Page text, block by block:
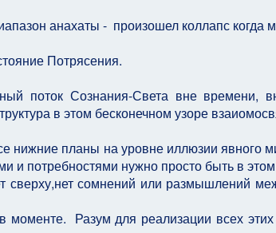
анахаты - произошел коллапс когда
Потрясения.
поток Сознания-Света вне времени,
в этом бесконечном узоре
нижние планы на уровне иллюзии явного
и потребностями нужно просто быть в этом
сверху,нет сомнений или размышлений
моменте. Разум для реализации всех